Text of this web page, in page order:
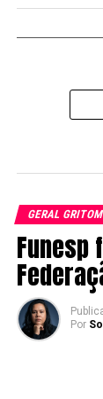
GERAL
Funesp
Por